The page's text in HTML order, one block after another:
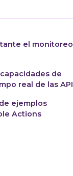
el monitoreo
de
real de las API
ejemplos
Actions